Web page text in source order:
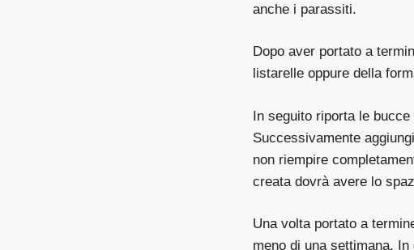
anche i parassiti.
Dopo aver portato a
listarelle oppure della
In seguito riporta le
Successivamente
non riempire
creata dovrà avere lo
Una volta portato a
meno di una settimana.